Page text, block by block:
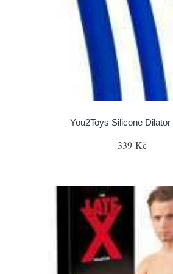
You2Toys Silicone
339 Kč